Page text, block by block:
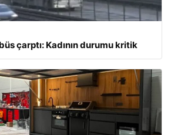
çarptı: Kadının durumu kritik